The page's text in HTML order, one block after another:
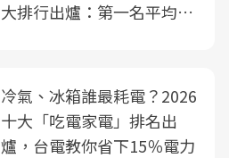
大排行出爐：第一名平均一
冷氣、冰箱誰最耗電？2026
十大「吃電家電」排名出
爐，台電教你省下15％電力